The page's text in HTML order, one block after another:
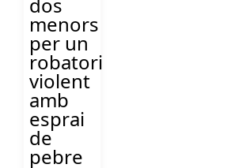
menors
per un
robatori
violent
amb
esprai
de
pebre